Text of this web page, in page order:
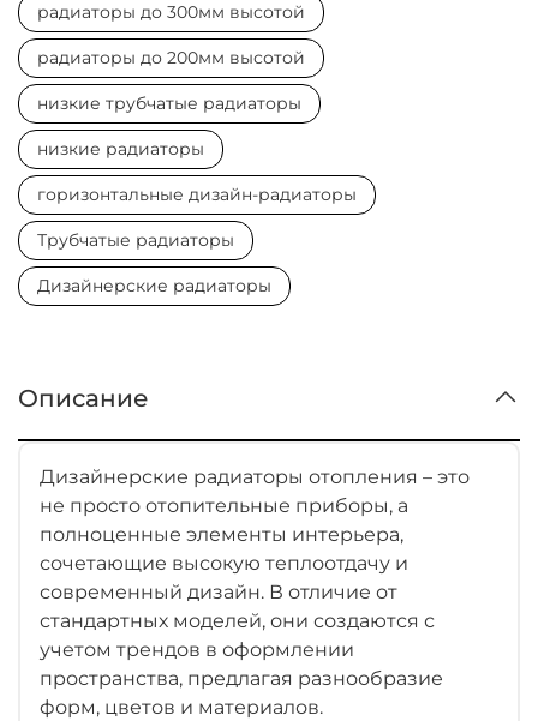
радиаторы до 300мм высотой
радиаторы до 200мм высотой
низкие трубчатые радиаторы
низкие радиаторы
горизонтальные дизайн-радиаторы
Трубчатые радиаторы
Дизайнерские радиаторы
Описание
Дизайнерские радиаторы отопления – это
не просто отопительные приборы, а
полноценные элементы интерьера,
сочетающие высокую теплоотдачу и
современный дизайн. В отличие от
стандартных моделей, они создаются с
учетом трендов в оформлении
пространства, предлагая разнообразие
форм, цветов и материалов.